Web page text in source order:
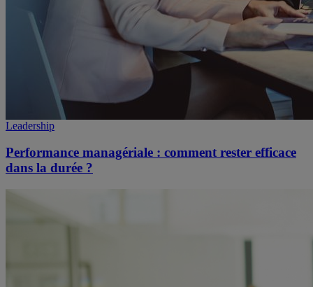
Leadership
Performance managériale : comment rester efficace
dans la durée ?